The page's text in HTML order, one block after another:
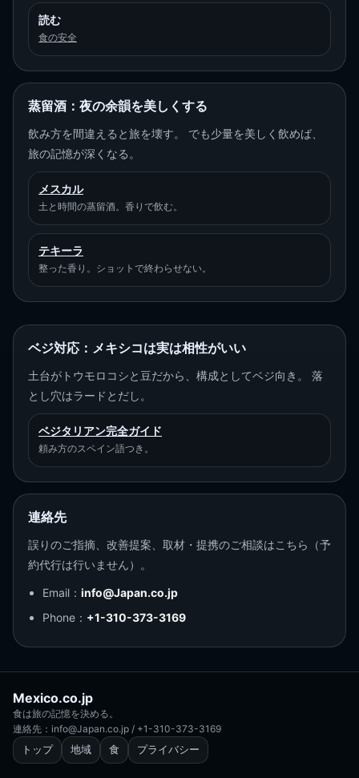
読む
食の安全
蒸留酒：夜の余韻を美しくする
飲み方を間違えると旅を壊す。 でも少量を美しく飲めば、
旅の記憶が深くなる。
メスカル
土と時間の蒸留酒。香りで飲む。
テキーラ
整った香り。ショットで終わらせない。
ベジ対応：メキシコは実は相性がいい
土台がトウモロコシと豆だから、構成としてベジ向き。 落
とし穴はラードとだし。
ベジタリアン完全ガイド
頼み方のスペイン語つき。
連絡先
誤りのご指摘、改善提案、取材・提携のご相談はこちら（予
約代行は行いません）。
Email： info@Japan.co.jp
Phone： +1-310-373-3169
Mexico.co.jp
食は旅の記憶を決める。
連絡先：info@Japan.co.jp / +1-310-373-3169
トップ 地域 食 プライバシー